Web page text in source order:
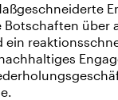
Botschaften über
ein